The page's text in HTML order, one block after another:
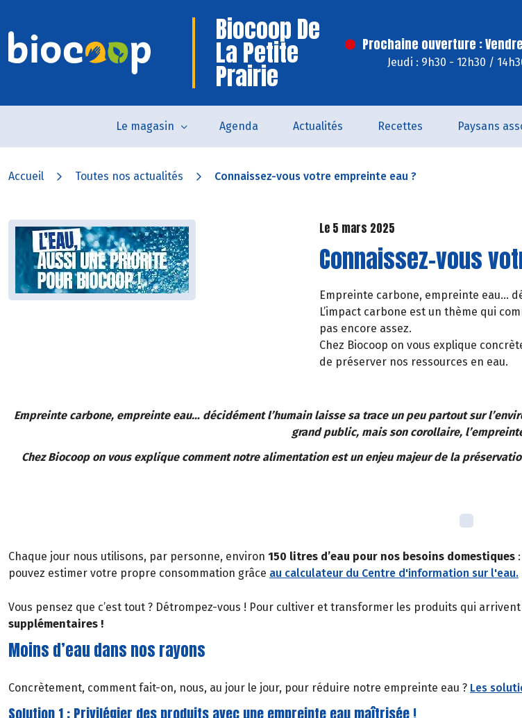
Biocoop De
La Petite
Prairie
Prochaine ouverture :
Jeudi : 9h30 - 12h30 /
Le magasin Agenda Actualités Recettes Paysans
Accueil Toutes nos actualités Connaissez-vous votre empreinte eau ?
Le 5 mars 2025
Connaissez-vous
Empreinte carbone, empreinte eau…
L’impact carbone est un thème qui
pas encore assez.
Chez Biocoop on vous explique
de préserver nos ressources en eau.
Empreinte carbone, empreinte eau… décidément l’humain laisse sa trace un peu partout sur
grand public, mais son corollaire,
Chez Biocoop on vous explique comment notre alimentation est un enjeu majeur de la
Chaque jour nous utilisons, par personne, environ 150 litres d’eau pour nos besoins domestiques
pouvez estimer votre propre consommation grâce au calculateur du Centre d'information sur l'eau.
Vous pensez que c’est tout ? Détrompez-vous ! Pour cultiver et transformer les produits qui
supplémentaires !
Moins d’eau dans nos rayons
Concrètement, comment fait-on, nous, au jour le jour, pour réduire notre empreinte eau ? Les
Solution 1 : Privilégier des produits avec une empreinte eau maîtrisée !